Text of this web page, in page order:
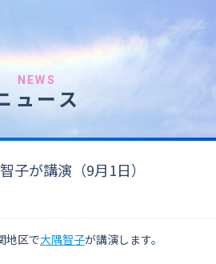
NEWS
ュース
子が講演（9月1日）
地区で大隅智子が講演します。